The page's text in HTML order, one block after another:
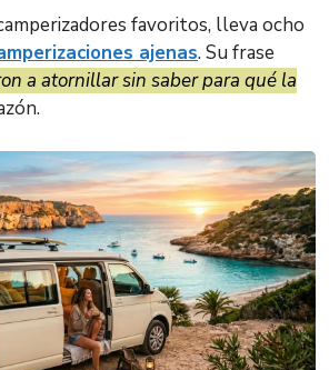
favoritos, lleva ocho
ajenas. Su frase
a atornillar sin saber para qué la